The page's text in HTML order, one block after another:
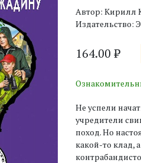
Автор: Кирилл
Издательство:
164.00 ₽
Не успели
учредители
поход. Но
какой-то клад,